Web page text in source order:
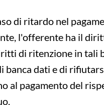
di ritardo nel
l'offerente ha il
di ritenzione in tali
banca dati e di
al pagamento del